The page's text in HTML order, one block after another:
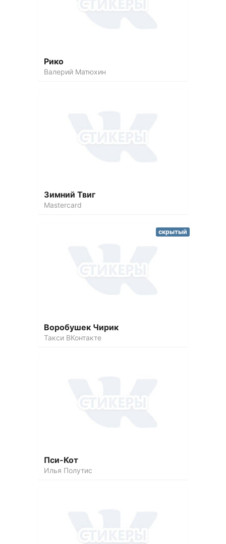
Рико
Валерий Матюхин
Зимний Твиг
Mastercard
Воробушек Чирик
Такси ВКонтакте
скрытый
Пси-Кот
Илья Полутис